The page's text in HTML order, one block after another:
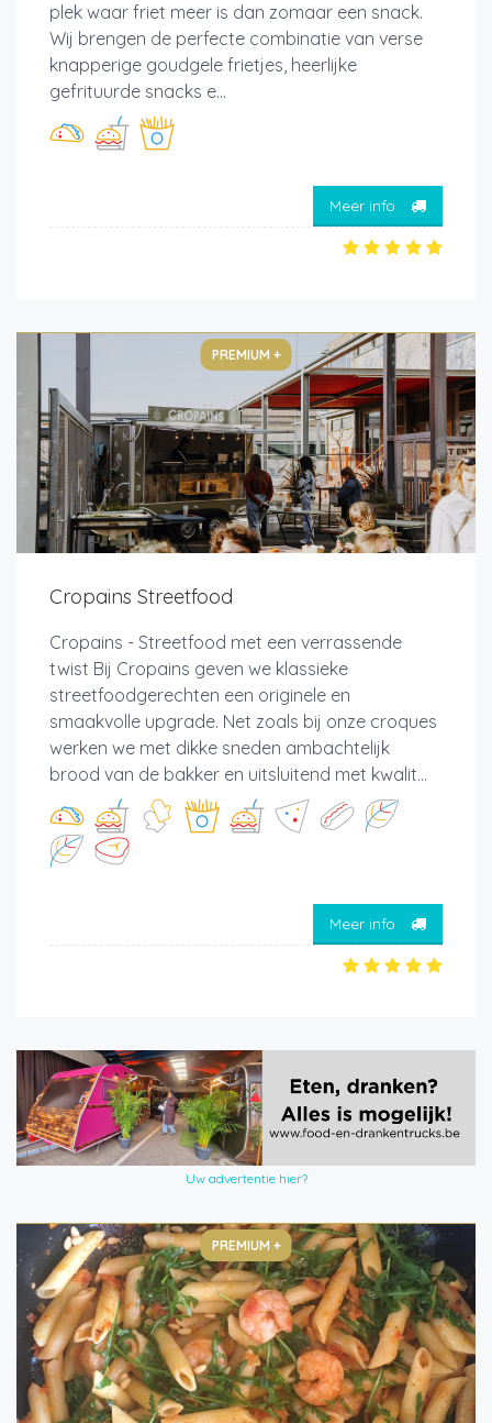
plek waar friet meer is dan zomaar een snack.
Wij brengen de perfecte combinatie van verse
knapperige goudgele frietjes, heerlijke
gefrituurde snacks e...
Meer info
PREMIUM +
Cropains Streetfood
Cropains - Streetfood met een verrassende
twist Bij Cropains geven we klassieke
streetfoodgerechten een originele en
smaakvolle upgrade. Net zoals bij onze croques
werken we met dikke sneden ambachtelijk
brood van de bakker en uitsluitend met kwalit...
Meer info
Uw advertentie hier?
PREMIUM +